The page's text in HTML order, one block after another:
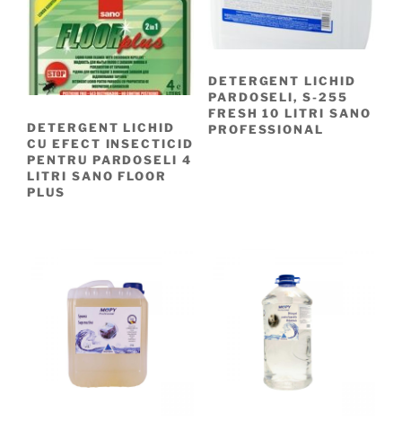
DETERGENT LICHID
CU EFECT INSECTICID
PENTRU PARDOSELI 4
LITRI SANO FLOOR
PLUS
DETERGENT LICHID
PARDOSELI, S-255
FRESH 10 LITRI SANO
PROFESSIONAL